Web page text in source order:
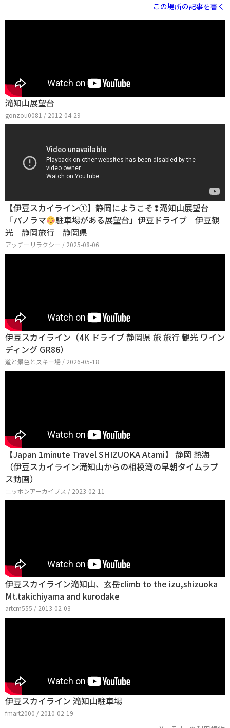
この場所の記事を書く
滝知山展望台
gonzou0081 / 2012-04-29
【伊豆スカイライン①】静岡にようこそ❢滝知山展望台
「パノラマ
駐車場がある展望台」伊豆ドライブ 伊豆観
光 静岡旅行 静岡県
アッチーリラクシー / 2025-08-06
伊豆スカイライン（4K ドライブ 静岡県 旅 旅行 観光 ワイン
ディング GR86）
道と景色とスキー場 / 2026-05-18
【Japan 1minute Travel SHIZUOKA Atami】 静岡 熱海
（伊豆スカイライン滝知山からの相模湾の早朝タイムラプ
ス動画）
ニッポンアーカイブス / 2023-02-11
伊豆スカイライン滝知山、玄岳climb to the izu,shizuoka
Mt.takichiyama and kurodake
artcm555 / 2013-02-03
伊豆スカイライン 滝知山駐車場
fmart2000 / 2010-02-19